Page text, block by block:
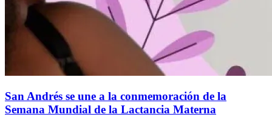
San Andrés se une a la conmemoración de la
Semana Mundial de la Lactancia Materna